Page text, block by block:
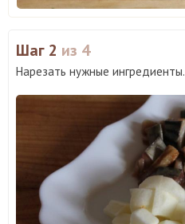
Шаг 2 из 4
Нарезать нужные ингредиенты.